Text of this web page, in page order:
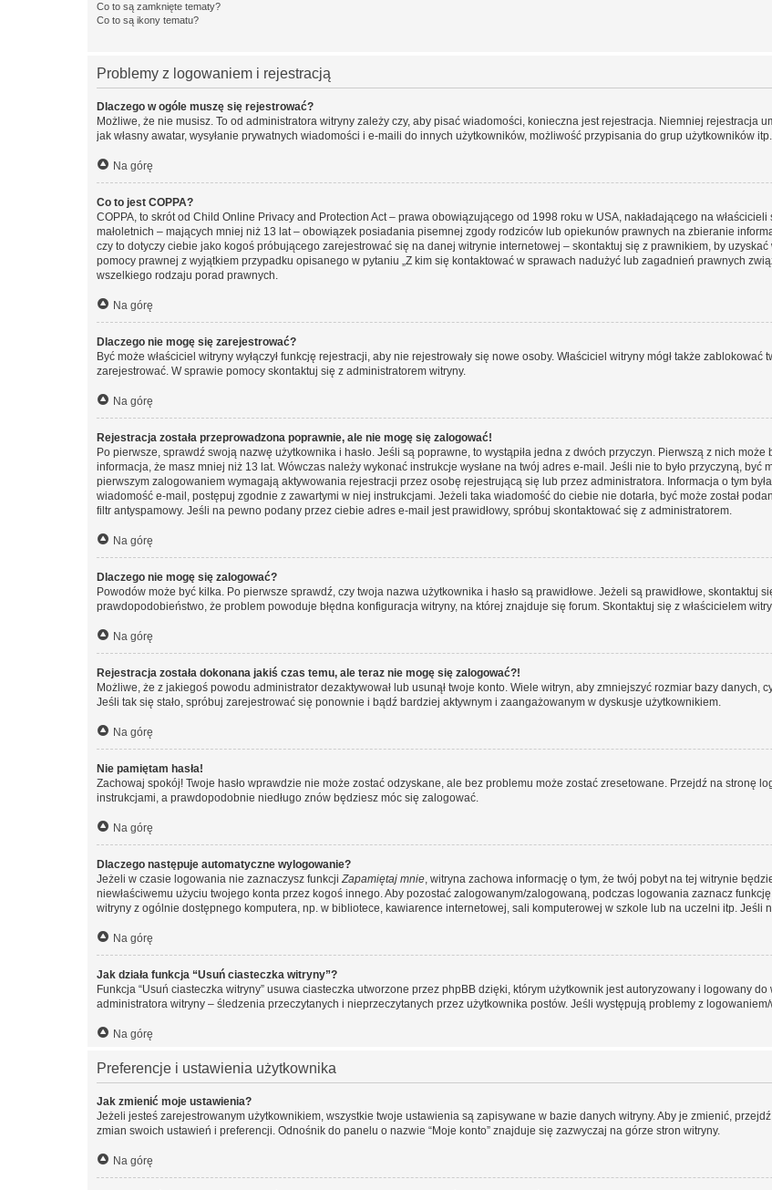
Co to są zamknięte tematy?
Co to są ikony tematu?
Problemy z logowaniem i rejestracją
Dlaczego w ogóle muszę się rejestrować?
Możliwe, że nie musisz. To od administratora witryny zależy czy, aby pisać wiadomości, konieczna jest rejestracja. Niemniej rejestracja
jak własny awatar, wysyłanie prywatnych wiadomości i e-maili do innych użytkowników, możliwość przypisania do grup użytkowników
Na górę
Co to jest COPPA?
COPPA, to skrót od Child Online Privacy and Protection Act – prawa obowiązującego od 1998 roku w USA, nakładającego na
małoletnich – mających mniej niż 13 lat – obowiązek posiadania pisemnej zgody rodziców lub opiekunów prawnych na zbieranie
czy to dotyczy ciebie jako kogoś próbującego zarejestrować się na danej witrynie internetowej – skontaktuj się z prawnikiem, by
pomocy prawnej z wyjątkiem przypadku opisanego w pytaniu „Z kim się kontaktować w sprawach nadużyć lub zagadnień prawnych
wszelkiego rodzaju porad prawnych.
Na górę
Dlaczego nie mogę się zarejestrować?
Być może właściciel witryny wyłączył funkcję rejestracji, aby nie rejestrowały się nowe osoby. Właściciel witryny mógł także
zarejestrować. W sprawie pomocy skontaktuj się z administratorem witryny.
Na górę
Rejestracja została przeprowadzona poprawnie, ale nie mogę się zalogować!
Po pierwsze, sprawdź swoją nazwę użytkownika i hasło. Jeśli są poprawne, to wystąpiła jedna z dwóch przyczyn. Pierwszą z nich
informacja, że masz mniej niż 13 lat. Wówczas należy wykonać instrukcje wysłane na twój adres e-mail. Jeśli nie to było przyczyną, być
pierwszym zalogowaniem wymagają aktywowania rejestracji przez osobę rejestrującą się lub przez administratora. Informacja o tym
wiadomość e-mail, postępuj zgodnie z zawartymi w niej instrukcjami. Jeżeli taka wiadomość do ciebie nie dotarła, być może został
filtr antyspamowy. Jeśli na pewno podany przez ciebie adres e-mail jest prawidłowy, spróbuj skontaktować się z administratorem.
Na górę
Dlaczego nie mogę się zalogować?
Powodów może być kilka. Po pierwsze sprawdź, czy twoja nazwa użytkownika i hasło są prawidłowe. Jeżeli są prawidłowe, skontaktuj
prawdopodobieństwo, że problem powoduje błędna konfiguracja witryny, na której znajduje się forum. Skontaktuj się z właścicielem
Na górę
Rejestracja została dokonana jakiś czas temu, ale teraz nie mogę się zalogować?!
Możliwe, że z jakiegoś powodu administrator dezaktywował lub usunął twoje konto. Wiele witryn, aby zmniejszyć rozmiar bazy danych,
Jeśli tak się stało, spróbuj zarejestrować się ponownie i bądź bardziej aktywnym i zaangażowanym w dyskusje użytkownikiem.
Na górę
Nie pamiętam hasła!
Zachowaj spokój! Twoje hasło wprawdzie nie może zostać odzyskane, ale bez problemu może zostać zresetowane. Przejdź na stronę
instrukcjami, a prawdopodobnie niedługo znów będziesz móc się zalogować.
Na górę
Dlaczego następuje automatyczne wylogowanie?
Jeżeli w czasie logowania nie zaznaczysz funkcjiZapamiętaj mnie, witryna zachowa informację o tym, że twój pobyt na tej witrynie
niewłaściwemu użyciu twojego konta przez kogoś innego. Aby pozostać zalogowanym/zalogowaną, podczas logowania zaznacz funkcję
witryny z ogólnie dostępnego komputera, np. w bibliotece, kawiarence internetowej, sali komputerowej w szkole lub na uczelni itp. Jeśli
Na górę
Jak działa funkcja “Usuń ciasteczka witryny”?
Funkcja “Usuń ciasteczka witryny” usuwa ciasteczka utworzone przez phpBB dzięki, którym użytkownik jest autoryzowany i logowany
administratora witryny – śledzenia przeczytanych i nieprzeczytanych przez użytkownika postów. Jeśli występują problemy z
Na górę
Preferencje i ustawienia użytkownika
Jak zmienić moje ustawienia?
Jeżeli jesteś zarejestrowanym użytkownikiem, wszystkie twoje ustawienia są zapisywane w bazie danych witryny. Aby je zmienić,
zmian swoich ustawień i preferencji. Odnośnik do panelu o nazwie “Moje konto” znajduje się zazwyczaj na górze stron witryny.
Na górę